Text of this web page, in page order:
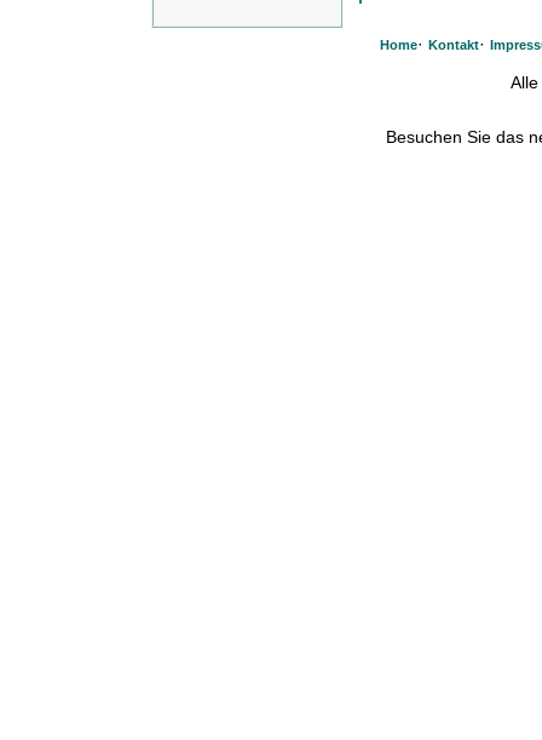
Home· Kontakt·
Besuchen Sie das